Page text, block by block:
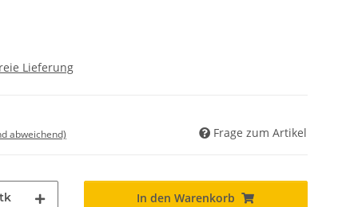
Lieferung
abweichend) Frage zum Artikel
In den Warenkorb